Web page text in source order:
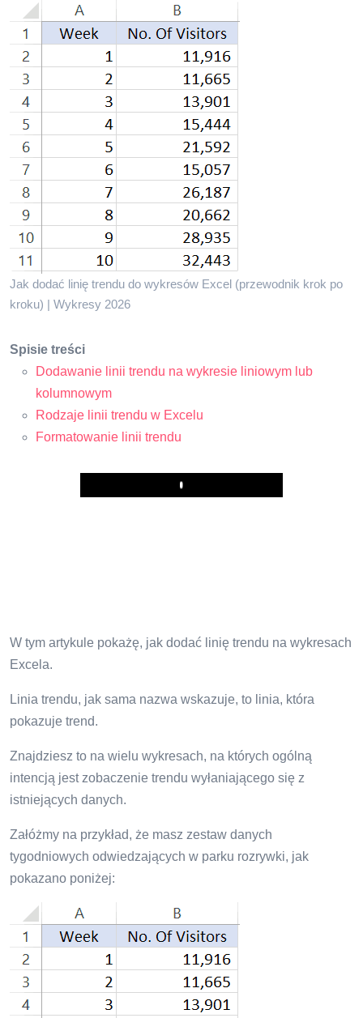
Jak dodać linię trendu do wykresów Excel (przewodnik krok po
kroku) | Wykresy 2026
Spisie treści
Dodawanie linii trendu na wykresie liniowym lub
kolumnowym
Rodzaje linii trendu w Excelu
Formatowanie linii trendu
Play
W tym artykule pokażę, jak dodać linię trendu na wykresach
Excela.
Linia trendu, jak sama nazwa wskazuje, to linia, która
pokazuje trend.
Znajdziesz to na wielu wykresach, na których ogólną
intencją jest zobaczenie trendu wyłaniającego się z
istniejących danych.
Załóżmy na przykład, że masz zestaw danych
tygodniowych odwiedzających w parku rozrywki, jak
pokazano poniżej: